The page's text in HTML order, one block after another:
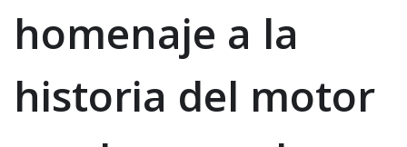
homenaje a la
historia del motor